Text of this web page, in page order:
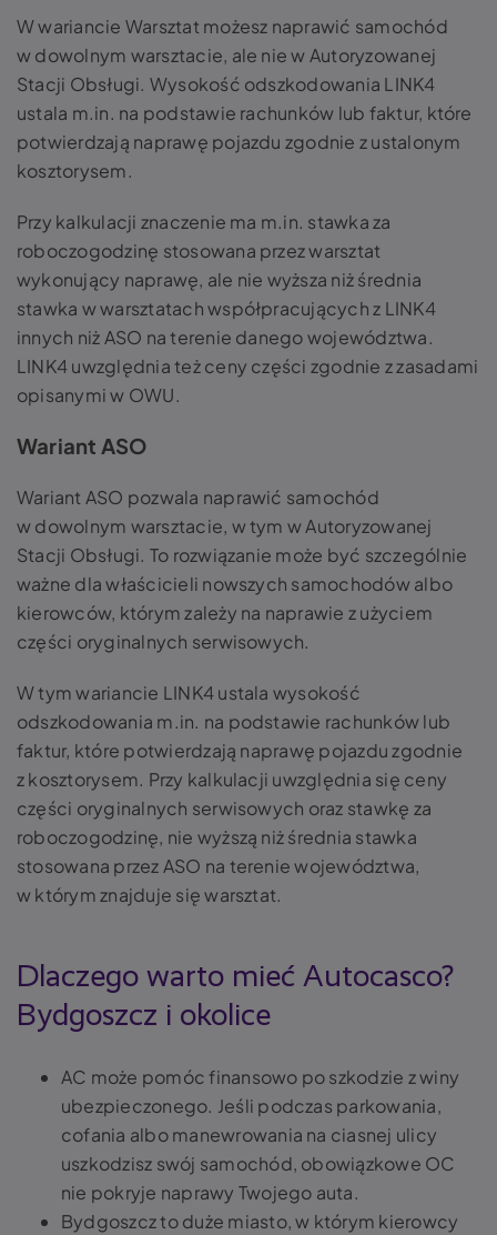
W wariancie Warsztat możesz naprawić samochód
w dowolnym warsztacie, ale nie w Autoryzowanej
Stacji Obsługi. Wysokość odszkodowania LINK4
ustala m.in. na podstawie rachunków lub faktur, które
potwierdzają naprawę pojazdu zgodnie z ustalonym
kosztorysem.
Przy kalkulacji znaczenie ma m.in. stawka za
roboczogodzinę stosowana przez warsztat
wykonujący naprawę, ale nie wyższa niż średnia
stawka w warsztatach współpracujących z LINK4
innych niż ASO na terenie danego województwa.
LINK4 uwzględnia też ceny części zgodnie z zasadami
opisanymi w OWU.
Wariant ASO
Wariant ASO pozwala naprawić samochód
w dowolnym warsztacie, w tym w Autoryzowanej
Stacji Obsługi. To rozwiązanie może być szczególnie
ważne dla właścicieli nowszych samochodów albo
kierowców, którym zależy na naprawie z użyciem
części oryginalnych serwisowych.
W tym wariancie LINK4 ustala wysokość
odszkodowania m.in. na podstawie rachunków lub
faktur, które potwierdzają naprawę pojazdu zgodnie
z kosztorysem. Przy kalkulacji uwzględnia się ceny
części oryginalnych serwisowych oraz stawkę za
roboczogodzinę, nie wyższą niż średnia stawka
stosowana przez ASO na terenie województwa,
w którym znajduje się warsztat.
Dlaczego warto mieć Autocasco?
Bydgoszcz i okolice
AC może pomóc finansowo po szkodzie z winy
ubezpieczonego. Jeśli podczas parkowania,
cofania albo manewrowania na ciasnej ulicy
uszkodzisz swój samochód, obowiązkowe OC
nie pokryje naprawy Twojego auta.
Bydgoszcz to duże miasto, w którym kierowcy